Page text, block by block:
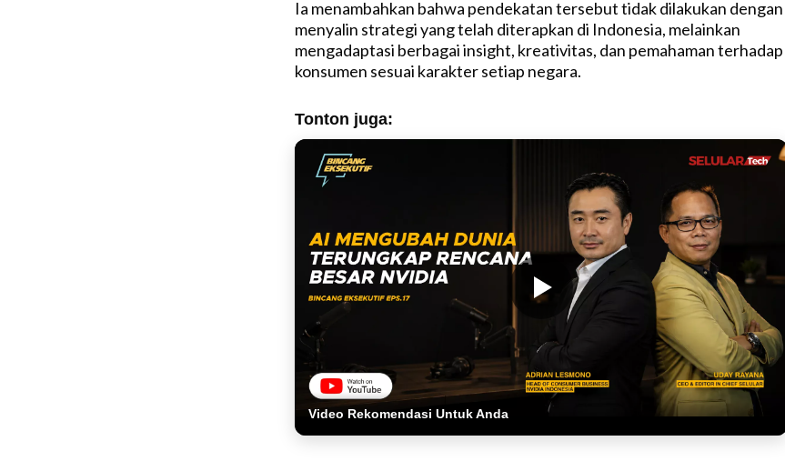
Ia menambahkan bahwa pendekatan tersebut tidak dilakukan dengan
menyalin strategi yang telah diterapkan di Indonesia, melainkan
mengadaptasi berbagai insight, kreativitas, dan pemahaman terhadap
konsumen sesuai karakter setiap negara.
Tonton juga:
Video Rekomendasi Untuk Anda